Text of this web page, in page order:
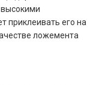
высокими
приклеивать его на
ложемента